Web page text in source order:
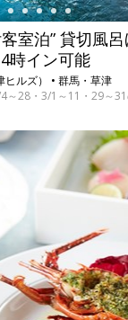
室泊” 貸切風
時イン可能
ルズ） • 群馬・草津
28・3/1～11・29～31